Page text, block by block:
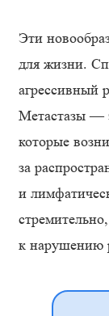
Эти
для жизни.
агрессивный
Метастазы —
которые
за
и
к нарушению